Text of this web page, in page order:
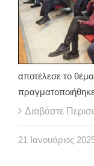
αποτέλεσε το
Διαβάστε
21 Ιανουάριος